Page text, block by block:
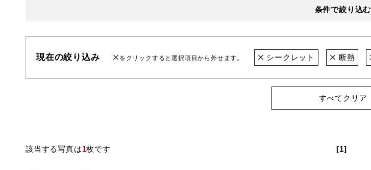
条件で絞り込む
現在の絞り込み をクリックすると選択項目から外せます。 シークレット 断熱
すべてクリア
該当する写真は1枚です [1]